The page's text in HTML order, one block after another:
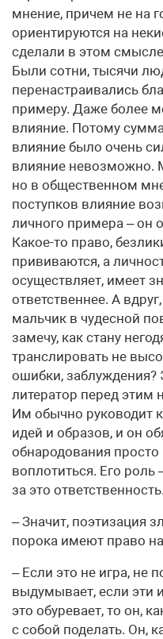
мнение, причем не на
ориентируются на
сделали в этом
Были сотни, тысячи
перенастраивались
примеру. Даже более
влияние. Потому
влияние было очень
влияние невозможно.
но в общественном
поступков влияние
личного примера – он
Какое-то право,
прививаются, а
осуществляет, имеет
ответственнее. А
мальчик в чудесной
замечу, как стану
транслировать не
ошибки, заблуждения?
литератор перед этим
Им обычно руководит
идей и образов, и он
обнародования
воплотиться. Его роль
за это ответственность.
– Значит, поэтизация
порока имеют право
– Если это не игра, не
выдумывает, если эти
это обуревает, то он,
с собой поделать. Он,